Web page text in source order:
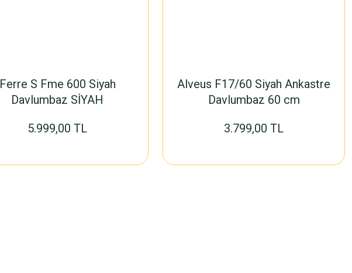
Ferre S Fme 600 Siyah
Davlumbaz SİYAH
5.999,00 TL
Alveus F17/60 Siyah Ankastre
Davlumbaz 60 cm
3.799,00 TL